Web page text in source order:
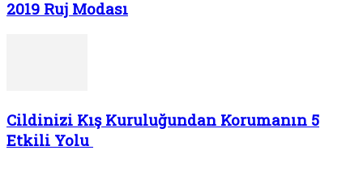
2019 Ruj Modası
Cildinizi Kış Kuruluğundan Korumanın 5
Etkili Yolu